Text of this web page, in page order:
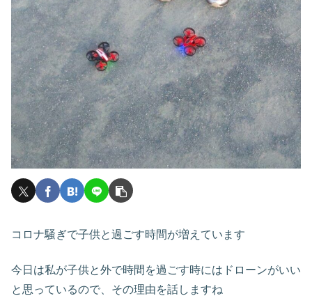
コロナ騒ぎで子供と過ごす時間が増えています
今日は私が子供と外で時間を過ごす時にはドローンがいい
と思っているので、その理由を話しますね